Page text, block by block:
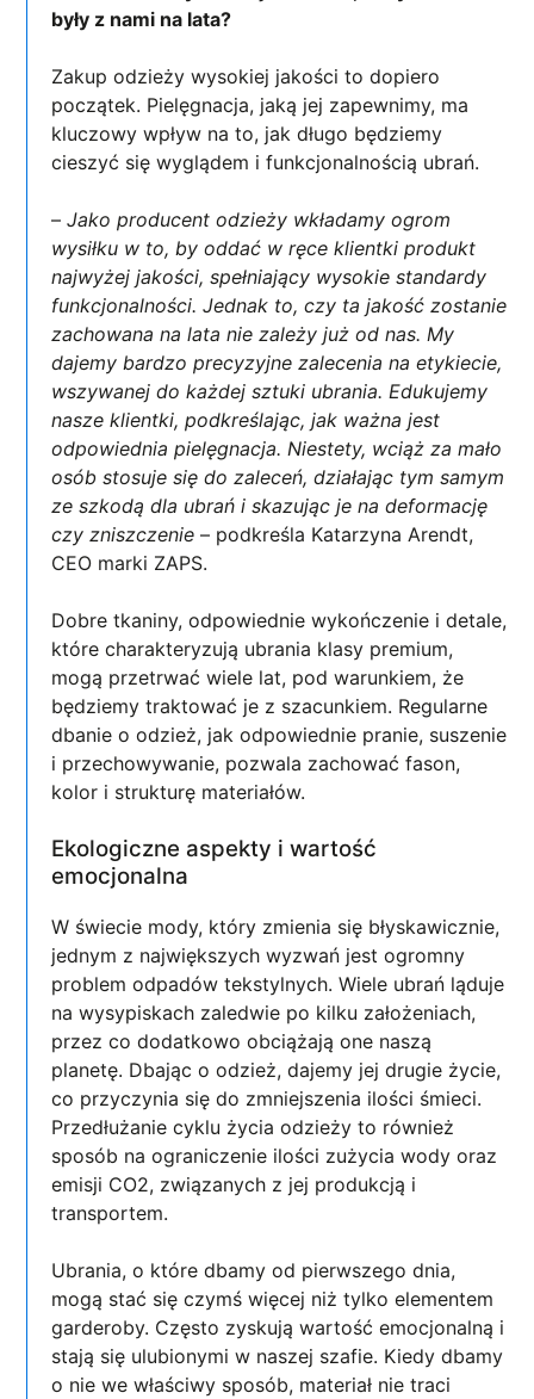
były z nami na lata?
Zakup odzieży wysokiej jakości to dopiero
początek. Pielęgnacja, jaką jej zapewnimy, ma
kluczowy wpływ na to, jak długo będziemy
cieszyć się wyglądem i funkcjonalnością ubrań.
–Jako producent odzieży wkładamy ogrom
wysiłku w to, by oddać w ręce klientki produkt
najwyżej jakości, spełniający wysokie standardy
funkcjonalności. Jednak to, czy ta jakość zostanie
zachowana na lata nie zależy już od nas. My
dajemy bardzo precyzyjne zalecenia na etykiecie,
wszywanej do każdej sztuki ubrania. Edukujemy
nasze klientki, podkreślając, jak ważna jest
odpowiednia pielęgnacja. Niestety, wciąż za mało
osób stosuje się do zaleceń, działając tym samym
ze szkodą dla ubrań i skazując je na deformację
czy zniszczenie – podkreśla Katarzyna Arendt,
CEO marki ZAPS.
Dobre tkaniny, odpowiednie wykończenie i detale,
które charakteryzują ubrania klasy premium,
mogą przetrwać wiele lat, pod warunkiem, że
będziemy traktować je z szacunkiem. Regularne
dbanie o odzież, jak odpowiednie pranie, suszenie
i przechowywanie, pozwala zachować fason,
kolor i strukturę materiałów.
Ekologiczne aspekty i wartość
emocjonalna
W świecie mody, który zmienia się błyskawicznie,
jednym z największych wyzwań jest ogromny
problem odpadów tekstylnych. Wiele ubrań ląduje
na wysypiskach zaledwie po kilku założeniach,
przez co dodatkowo obciążają one naszą
planetę. Dbając o odzież, dajemy jej drugie życie,
co przyczynia się do zmniejszenia ilości śmieci.
Przedłużanie cyklu życia odzieży to również
sposób na ograniczenie ilości zużycia wody oraz
emisji CO2, związanych z jej produkcją i
transportem.
Ubrania, o które dbamy od pierwszego dnia,
mogą stać się czymś więcej niż tylko elementem
garderoby. Często zyskują wartość emocjonalną i
stają się ulubionymi w naszej szafie. Kiedy dbamy
o nie we właściwy sposób, materiał nie traci